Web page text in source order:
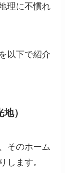
理に不慣れ
以下で紹介
）
そのホーム
します。